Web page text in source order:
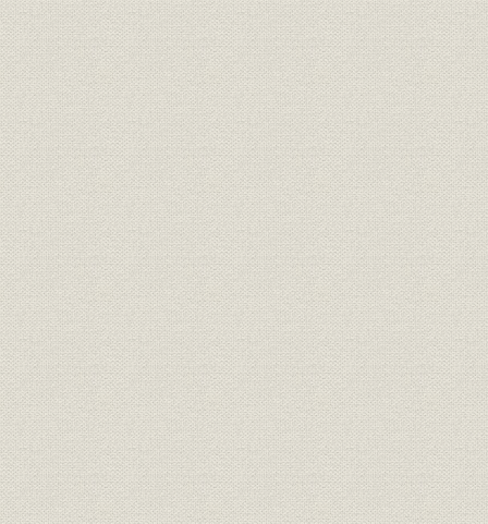
資料17/ 洋服採用の勅諭
資料18/ 各地の洋服屋
資料19/ わが国における製靴の初め
資料20/ 明治四、五年当時の物価
資料21/ 大久保利通の「勧業建白書」
資料22/ 千住製絨所設立のいきさつ
資料23/ E・モースの見た第一回内国勧業博覧会
資料24/ 洋服月賦販売の初まり
資料25/ 鹿鳴館の落成
資料26/ 鹿鳴館時代の洋装の値段
資料27/ 鹿鳴館時代去って洋服時代去り憲法発布で又々服屋が繁盛
資料28/ ミシンと経済